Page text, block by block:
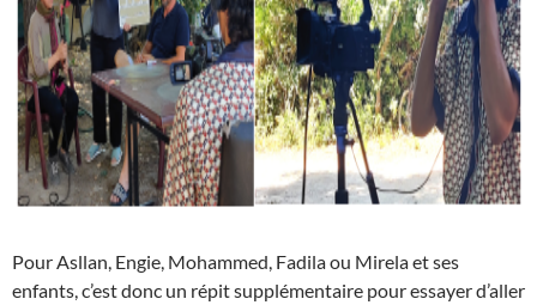
Pour Asllan, Engie, Mohammed, Fadila ou Mirela et ses
enfants, c’est donc un répit supplémentaire pour essayer d’aller